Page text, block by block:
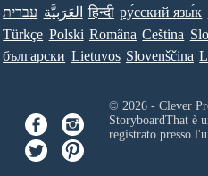
עברית العَرَبِيَّة हिन्दी ру́сский язы́к
Türkçe Polski Româna Ceština
български Lietuvos Slovenščina
© 2026 - Clever
StoryboardThat è
registrato presso